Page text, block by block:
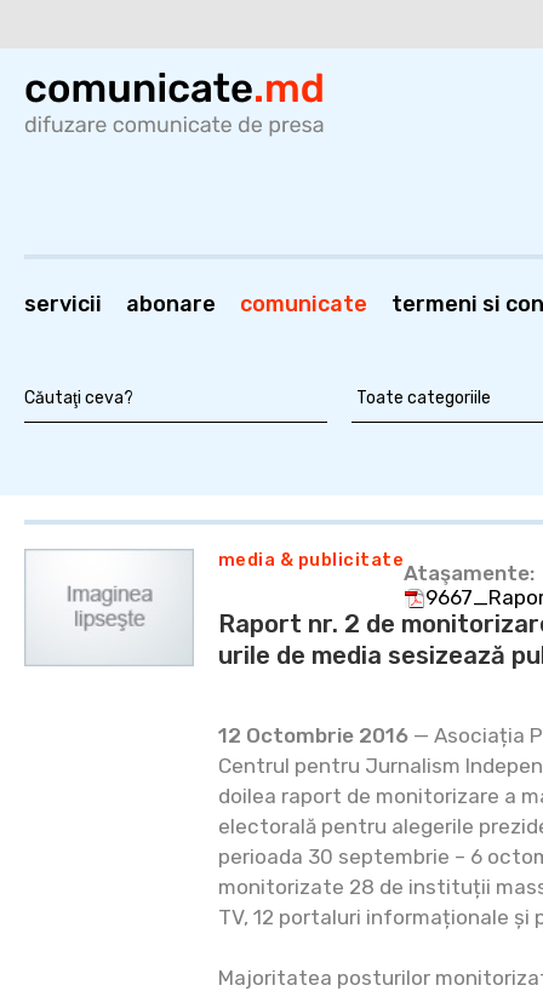
servicii abonare comunicate termeni si
media & publicitate
Raport nr. 2 de
urile de media sesizează
12 Octombrie 2016 — Asociația
Centrul pentru Jurnalism
doilea raport de monitorizare a
electorală pentru alegerile
perioada 30 septembrie – 6
monitorizate 28 de instituții
TV, 12 portaluri informaționale și
Majoritatea posturilor
Ataşamente: